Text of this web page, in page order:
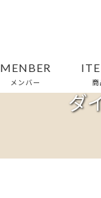
MENBER
メンバー 商
ダ